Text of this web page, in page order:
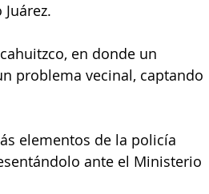
problema vecinal, captando
ante el Ministerio